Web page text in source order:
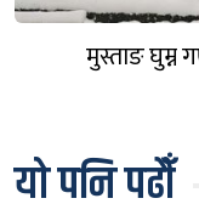
मुस्ताङ घुम्न
यो पनि पढौँ